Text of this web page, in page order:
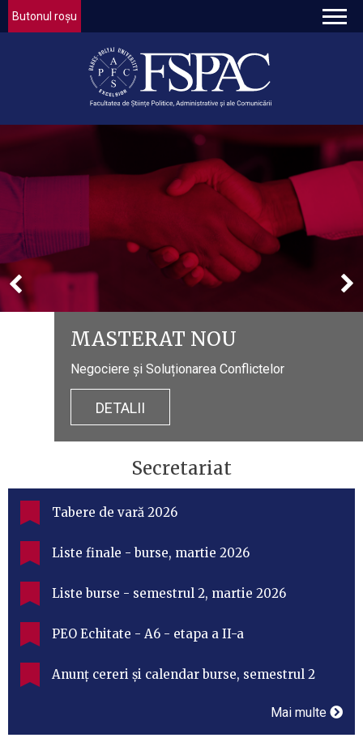
Butonul roșu
MASTERAT NOU
Negociere și Soluționarea Conflictelor
DETALII
Secretariat
Tabere de vară 2026
Liste finale - burse, martie 2026
Liste burse - semestrul 2, martie 2026
PEO Echitate - A6 - etapa a II-a
Anunț cereri și calendar burse, semestrul 2
Mai multe